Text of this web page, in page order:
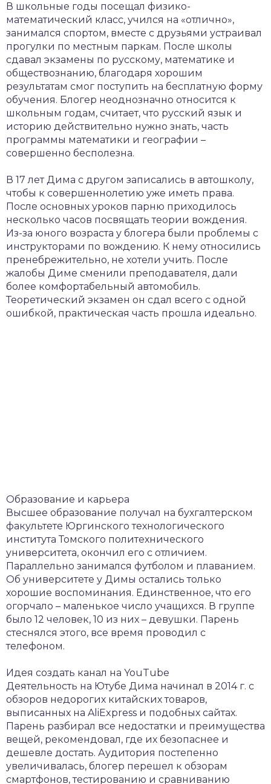
В школьные годы посещал физико-
математический класс, учился на «отлично»,
занимался спортом, вместе с друзьями устраивал
прогулки по местным паркам. После школы
сдавал экзамены по русскому, математике и
обществознанию, благодаря хорошим
результатам смог поступить на бесплатную форму
обучения. Блогер неоднозначно относится к
школьным годам, считает, что русский язык и
историю действительно нужно знать, часть
программы математики и географии –
совершенно бесполезна.
В 17 лет Дима с другом записались в автошколу,
чтобы к совершеннолетию уже иметь права.
После основных уроков парню приходилось
несколько часов посвящать теории вождения.
Из-за юного возраста у блогера были проблемы с
инструкторами по вождению. К нему относились
пренебрежительно, не хотели учить. После
жалобы Диме сменили преподавателя, дали
более комфортабельный автомобиль.
Теоретический экзамен он сдал всего с одной
ошибкой, практическая часть прошла идеально.
Образование и карьера
Высшее образование получал на бухгалтерском
факультете Юргинского технологического
института Томского политехнического
университета, окончил его с отличием.
Параллельно занимался футболом и плаванием.
Об университете у Димы остались только
хорошие воспоминания. Единственное, что его
огорчало – маленькое число учащихся. В группе
было 12 человек, 10 из них – девушки. Парень
стеснялся этого, все время проводил с
телефоном.
Идея создать канал на YouTube
Деятельность на Ютубе Дима начинал в 2014 г. с
обзоров недорогих китайских товаров,
выписанных на AliExpress и подобных сайтах.
Парень разбирал все недостатки и преимущества
вещей, рекомендовал, где их безопаснее и
дешевле достать. Аудитория постепенно
увеличивалась, блогер перешел к обзорам
смартфонов, тестированию и сравниванию